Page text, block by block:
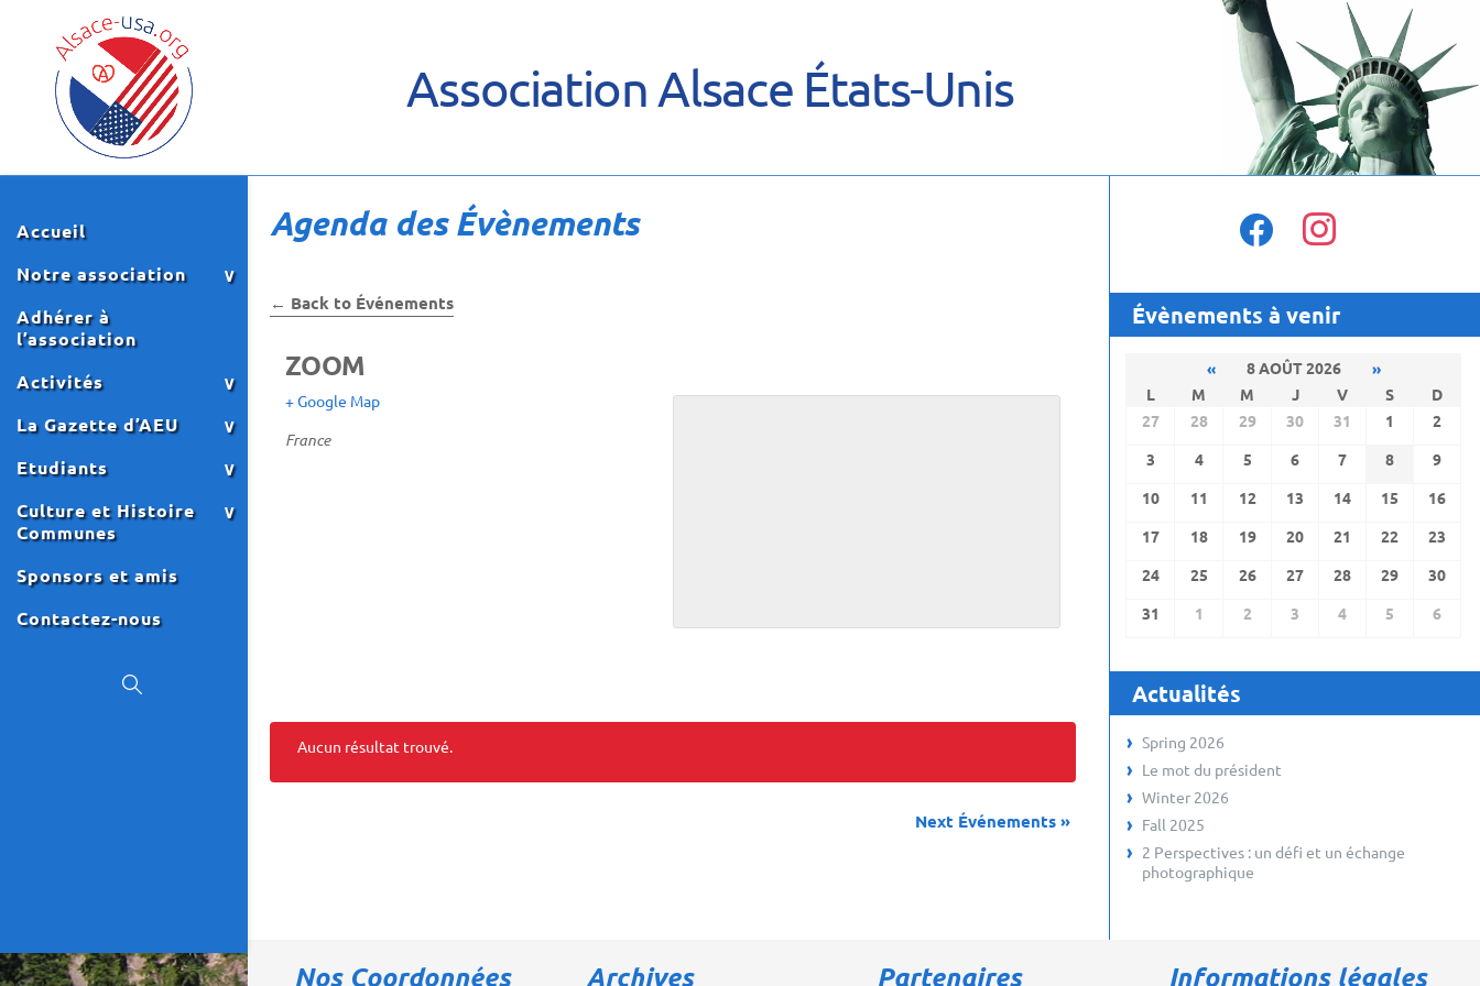
Association Alsace États-Unis
Accueil
Notre association
Adhérer à
l’association
Activités
La Gazette d’AEU
Etudiants
Culture et Histoire
Communes
Sponsors et amis
Contactez-nous
Agenda des Évènements
← Back to Événements
ZOOM
+ Google Map
France
Aucun résultat trouvé.
Next Événements»
facebook instagram
Évènements à venir
« 8 AOÛT 2026
»
L
M M J V S
D
27
28 29 30 31 1
2
3
4 5 6 7 8
9
10
11 12 13 14 15
16
17
18 19 20 21 22
23
24
25 26 27 28 29
30
31
1 2 3 4 5 6
Actualités
Spring 2026
Le mot du président
Winter 2026
Fall 2025
2 Perspectives : un défi et un échange
photographique
Nos Coordonnées Archives Partenaires Informations légales